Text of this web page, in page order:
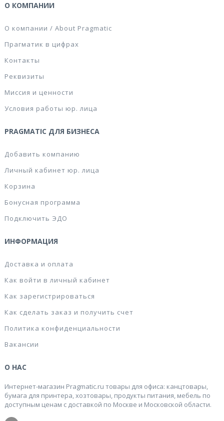
О КОМПАНИИ
О компании / About Pragmatic
Прагматик в цифрах
Контакты
Реквизиты
Миссия и ценности
Условия работы юр. лица
PRAGMATIC ДЛЯ БИЗНЕСА
Добавить компанию
Личный кабинет юр. лица
Корзина
Бонусная программа
Подключить ЭДО
ИНФОРМАЦИЯ
Доставка и оплата
Как войти в личный кабинет
Как зарегистрироваться
Как сделать заказ и получить счет
Политика конфиденциальности
Вакансии
О НАС
Интернет-магазин Pragmatic.ru товары для офиса: канцтовары,
бумага для принтера, хозтовары, продукты питания, мебель по
доступным ценам с доставкой по Москве и Московской области.